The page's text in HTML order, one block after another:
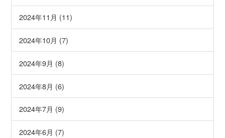
2024年11月 (11)
2024年10月 (7)
2024年9月 (8)
2024年8月 (6)
2024年7月 (9)
2024年6月 (7)